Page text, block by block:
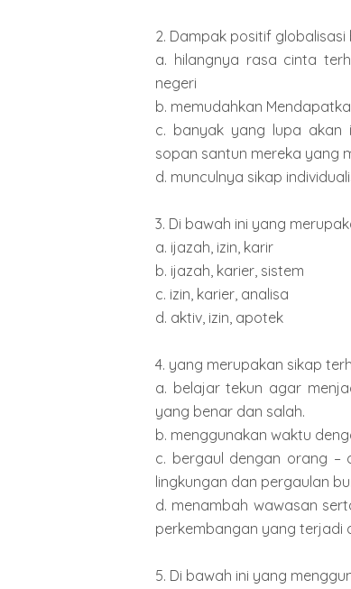
2. Dampak positif
a. hilangnya rasa cinta
negeri
b. memudahkan
c. banyak yang lupa akan
sopan santun mereka yang
d. munculnya sikap
3. Di bawah ini yang
a. ijazah, izin, karir
b. ijazah, karier, sistem
c. izin, karier, analisa
d. aktiv, izin, apotek
4. yang merupakan sikap
a. belajar tekun agar
yang benar dan salah.
b. menggunakan waktu
c. bergaul dengan orang –
lingkungan dan pergaulan
d. menambah wawasan
perkembangan yang terjadi
5. Di bawah ini yang